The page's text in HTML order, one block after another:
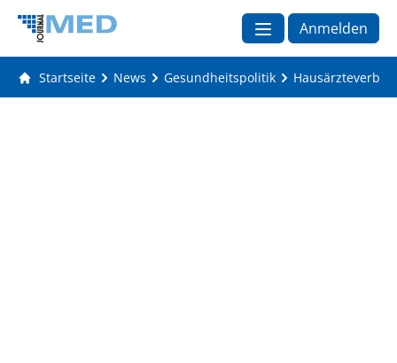
Anmelden
Startseite News Gesundheitspolitik